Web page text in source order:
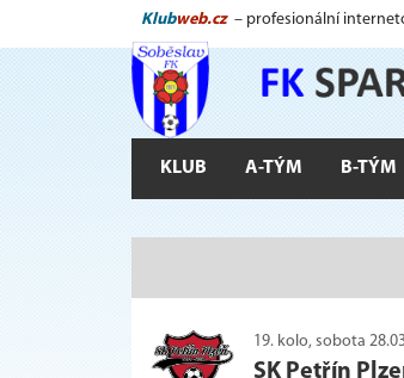
Klubweb.cz – profesionální
KLUB A-TÝM B-TÝM
19. kolo, sobota
SK Petřín